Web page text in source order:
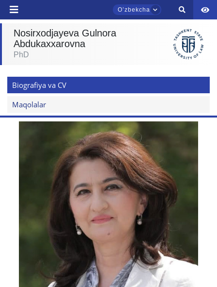
Oʼzbekcha
Nosirxodjayeva Gulnora
Abdukaxxarovna
PhD
Biografiya va CV
Maqolalar
Assalomu alaykum! TDYU qabul murojaatlari
Qabul bo'yicha murojaatlaringizni ushbu
Mavzuni tanlang — keyin shu mavzudagi aniq
savollar chiqadi:
1. Hujjatlar (bakalavr) (5) 2. Hujjatlar (magistr) (4)
5. To'lov-kontrakt (2) 6. Elektron ariza (16)
✉️ Adminga yozish